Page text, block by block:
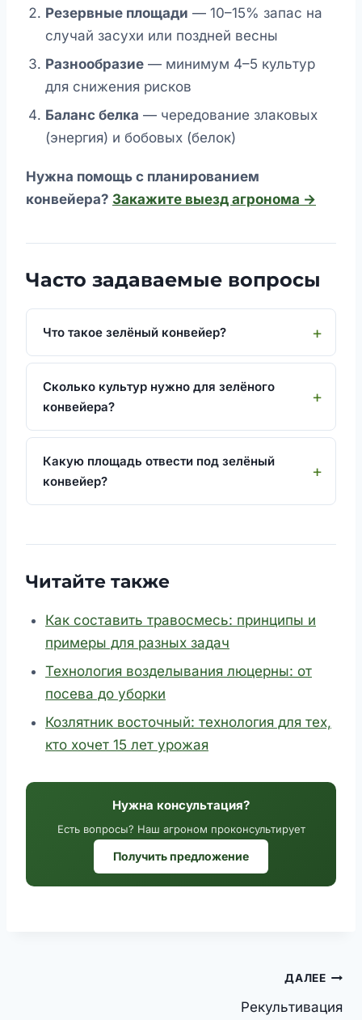
Резервные площади — 10–15% запас на
случай засухи или поздней весны
Разнообразие — минимум 4–5 культур
для снижения рисков
Баланс белка — чередование злаковых
(энергия) и бобовых (белок)
Нужна помощь с планированием
конвейера? Закажите выезд агронома →
Часто задаваемые вопросы
Что такое зелёный конвейер?
Сколько культур нужно для зелёного
конвейера?
Какую площадь отвести под зелёный
конвейер?
Читайте также
Как составить травосмесь: принципы и
примеры для разных задач
Технология возделывания люцерны: от
посева до уборки
Козлятник восточный: технология для тех,
кто хочет 15 лет урожая
Нужна консультация?
Есть вопросы? Наш агроном проконсультирует
Получить предложение
ДАЛЕЕ
Рекультивация